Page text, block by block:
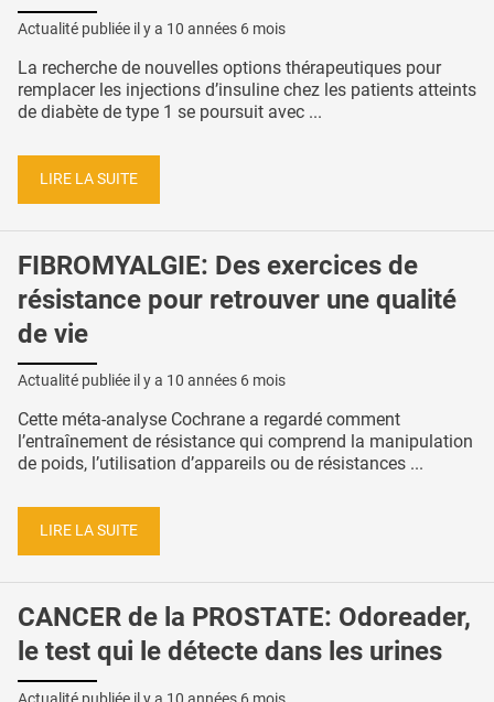
Actualité publiée il y a 10 années 6 mois
La recherche de nouvelles options thérapeutiques pour
remplacer les injections d’insuline chez les patients atteints
de diabète de type 1 se poursuit avec ...
LIRE LA SUITE
FIBROMYALGIE: Des exercices de
résistance pour retrouver une qualité
de vie
Actualité publiée il y a 10 années 6 mois
Cette méta-analyse Cochrane a regardé comment
l’entraînement de résistance qui comprend la manipulation
de poids, l’utilisation d’appareils ou de résistances ...
LIRE LA SUITE
CANCER de la PROSTATE: Odoreader,
le test qui le détecte dans les urines
Actualité publiée il y a 10 années 6 mois